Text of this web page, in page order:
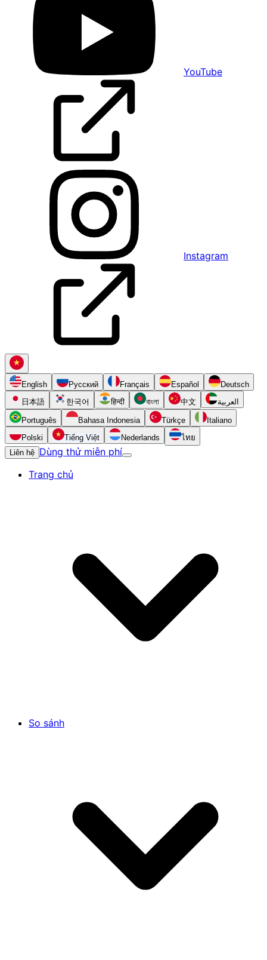
YouTube
Instagram
English Русский Français Español
Deutsch
日本語
한국어 हिन्दी বাংলা 中文 العربية
Português Bahasa Indonesia Türkçe
Italiano
Polski
Tiếng Việt Nederlands
ไทย
Liên hệ Dùng thử miễn phí
Trang chủ
So sánh